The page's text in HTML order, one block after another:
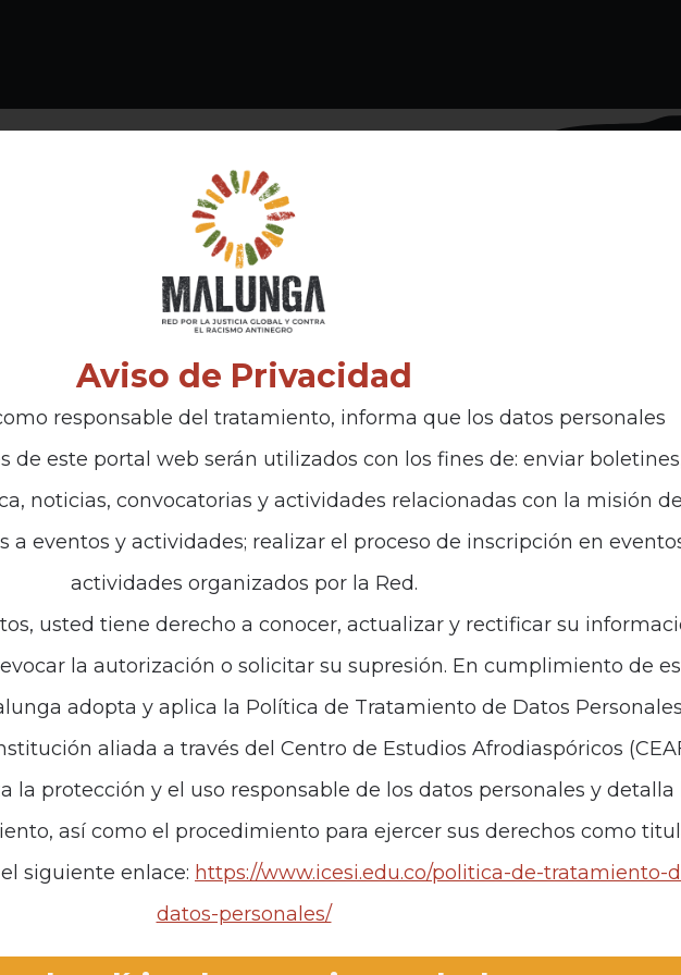
interés Políticas
Política de Tratamiento de Datos
Aviso de Privacidad
responsable del tratamiento, informa que los datos personales
de este portal web serán utilizados con los fines de: enviar
noticias, convocatorias y actividades relacionadas con la misión
a eventos y actividades; realizar el proceso de inscripción en
actividades organizados por la Red.
usted tiene derecho a conocer, actualizar y rectificar su
la autorización o solicitar su supresión. En cumplimiento de
adopta y aplica la Política de Tratamiento de Datos
aliada a través del Centro de Estudios Afrodiaspóricos
la protección y el uso responsable de los datos personales y detalla
así como el procedimiento para ejercer sus derechos como
siguiente enlace: https://www.icesi.edu.co/politica-de-tratamiento-
datos-personales/